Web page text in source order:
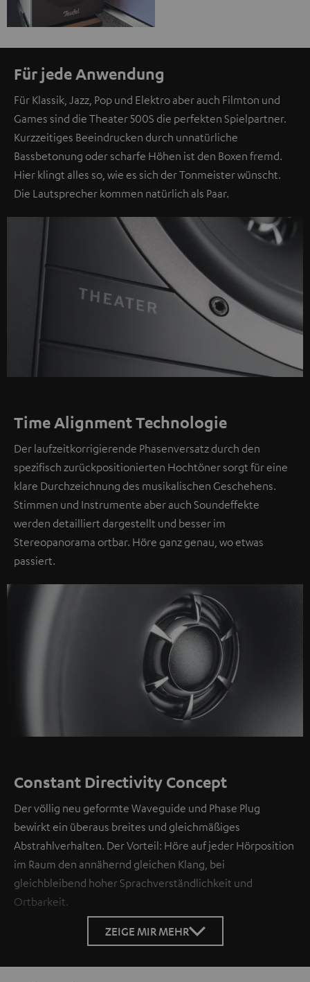
Für jede Anwendung
Für Klassik, Jazz, Pop und Elektro aber auch Filmton und
Games sind die Theater 500S die perfekten Spielpartner.
Kurzzeitiges Beeindrucken durch unnatürliche
Bassbetonung oder scharfe Höhen ist den Boxen fremd.
Hier klingt alles so, wie es sich der Tonmeister wünscht.
Die Lautsprecher kommen natürlich als Paar.
Time Alignment Technologie
Der laufzeitkorrigierende Phasenversatz durch den
spezifisch zurückpositionierten Hochtöner sorgt für eine
klare Durchzeichnung des musikalischen Geschehens.
Stimmen und Instrumente aber auch Soundeffekte
werden detailliert dargestellt und besser im
Stereopanorama ortbar. Höre ganz genau, wo etwas
passiert.
Constant Directivity Concept
Der völlig neu geformte Waveguide und Phase Plug
bewirkt ein überaus breites und gleichmäßiges
Abstrahlverhalten. Der Vorteil: Höre auf jeder Hörposition
im Raum den annähernd gleichen Klang, bei
gleichbleibend hoher Sprachverständlichkeit und
Ortbarkeit.
ZEIGE MIR MEHR